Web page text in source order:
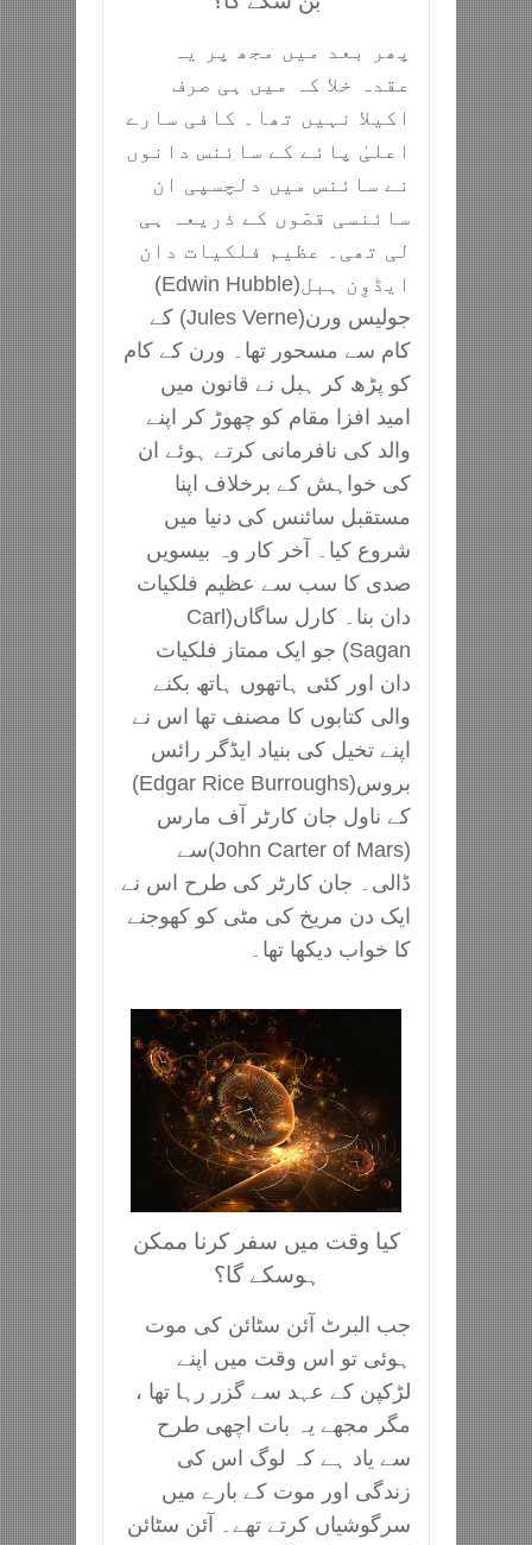
پھر بعد میں مجھ پر یہ
عقدہ خلا کہ میں ہی صرف
اکیلا نہیں تھا۔ کافی سارے
اعلیٰ پائے کے سائنس دانوں
نے سائنس میں دلچسپی ان
سائنسی قصّوں کے ذریعہ ہی
لی تھی۔ عظیم فلکیات دان
ایڈوِن ہبل(Edwin Hubble)
جولیس ورن(Jules Verne) کے
کام سے مسحور تھا۔ ورن کے کام
کو پڑھ کر ہبل نے قانون میں
امید افزا مقام کو چھوڑ کر اپنے
والد کی نافرمانی کرتے ہوئے ان
کی خواہش کے برخلاف اپنا
مستقبل سائنس کی دنیا میں
شروع کیا۔ آخر کار وہ بیسویں
صدی کا سب سے عظیم فلکیات
دان بنا۔ کارل ساگاں(Carl
Sagan) جو ایک ممتاز فلکیات
دان اور کئی ہاتھوں ہاتھ بکنے
والی کتابوں کا مصنف تھا اس نے
اپنے تخیل کی بنیاد ایڈگر رائس
بروس(Edgar Rice Burroughs)
کے ناول جان کارٹر آف مارس
(John Carter of Mars)سے
ڈالی۔ جان کارٹر کی طرح اس نے
ایک دن مریخ کی مٹی کو کھوجنے
کا خواب دیکھا تھا۔
کیا وقت میں سفر کرنا ممکن
ہوسکے گا؟
جب البرٹ آئن سٹائن کی موت
ہوئی تو اس وقت میں اپنے
لڑکپن کے عہد سے گزر رہا تھا ،
مگر مجھے یہ بات اچھی طرح
سے یاد ہے کہ لوگ اس کی
زندگی اور موت کے بارے میں
سرگوشیاں کرتے تھے۔ آئن سٹائن